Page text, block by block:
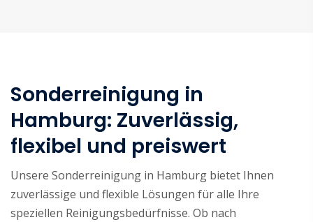
Sonderreinigung in
Hamburg: Zuverlässig,
flexibel und preiswert
Unsere Sonderreinigung in Hamburg bietet Ihnen
zuverlässige und flexible Lösungen für alle Ihre
speziellen Reinigungsbedürfnisse. Ob nach